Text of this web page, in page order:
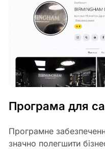
Програма для
Програмне
значно полегшити